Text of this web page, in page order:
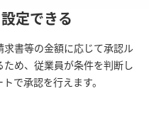
定できる
求書等の金額に応じて承認ル
め、従業員が条件を判断し
で承認を行えます。